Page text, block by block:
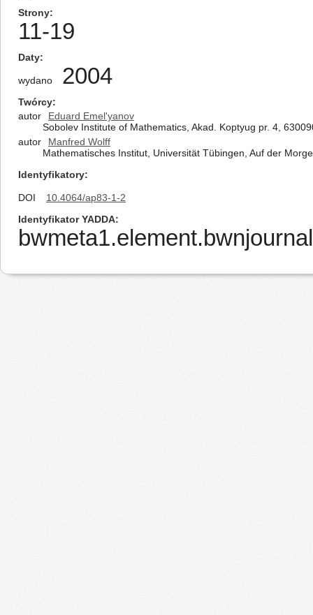
Strony
11-19
Daty
wydano 2004
Twórcy
autor
Eduard Emel'yanov
Sobolev Institute of Mathematics, Akad. Koptyug pr. 4,
autor
Manfred Wolff
Mathematisches Institut, Universität Tübingen, Auf der
Identyfikatory
DOI
10.4064/ap83-1-2
Identyfikator YADDA